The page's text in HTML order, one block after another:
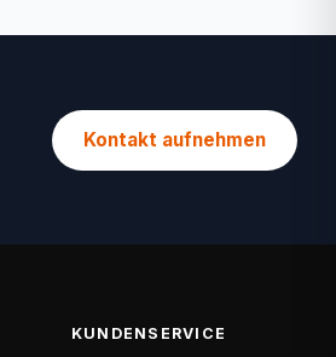
Kontakt aufnehmen
KUNDENSERVICE